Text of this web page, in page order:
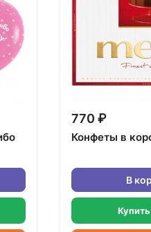
770 ₽
Конфеты в
В